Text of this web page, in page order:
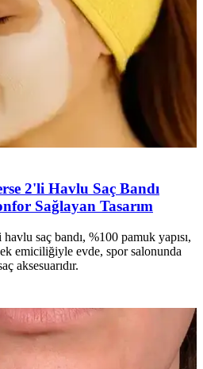
2'li Havlu Saç Bandı
Sağlayan Tasarım
saç bandı, %100 pamuk yapısı,
emiciliğiyle evde, spor salonunda
aksesuarıdır.